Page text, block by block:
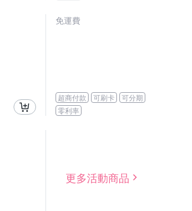
免運費
超商付款 可刷卡
可分期
零利率
更多活動商品